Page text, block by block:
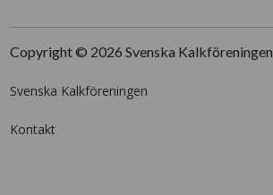
Copyright © 2026 Svenska Kalkföreningen
Svenska Kalkföreningen
Kontakt